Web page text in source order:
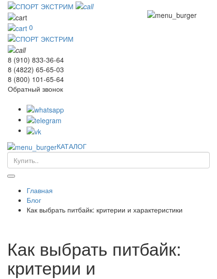
0
8 (910) 833-36-64
8 (4822) 65-65-03
8 (800) 101-65-64
Обратный звонок
КАТАЛОГ
Главная
Блог
Как выбрать питбайк: критерии и характеристики
Как выбрать питбайк:
критерии и